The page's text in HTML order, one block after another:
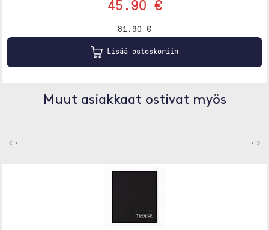
45.90 €
81.90 €
Lisää ostoskoriin
Muut asiakkaat ostivat myös
⇦ ⇨